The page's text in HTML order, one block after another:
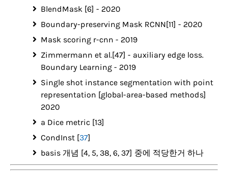
BlendMask [6] - 2020
Boundary-preserving Mask RCNN[11] - 2020
Mask scoring r-cnn - 2019
Zimmermann et al.[47] - auxiliary edge loss.
Boundary Learning - 2019
Single shot instance segmentation with point
representation [global-area-based methods]
2020
a Dice metric [13]
CondInst [37]
basis 개념 [4, 5, 38, 6, 37] 중에 적당한거 하나